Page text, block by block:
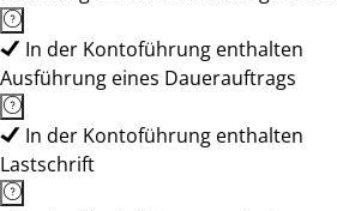
In der Kontoführung enthalten
Ausführung eines Dauerauftrags
In der Kontoführung enthalten
Lastschrift